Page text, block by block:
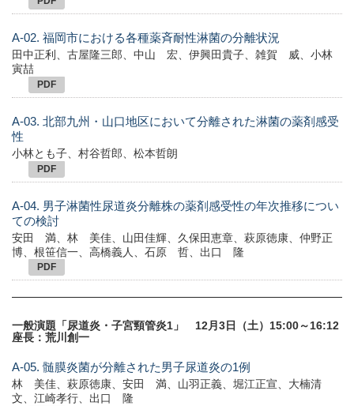
A-02. 福岡市における各種薬斉耐性淋菌の分離状況
田中正利、古屋隆三郎、中山 宏、伊興田貴子、雑賀 威、小林
寅喆
PDF
A-03. 北部九州・山口地区において分離された淋菌の薬剤感受
性
小林とも子、村谷哲郎、松本哲朗
PDF
A-04. 男子淋菌性尿道炎分離株の薬剤感受性の年次推移につい
ての検討
安田 満、林 美佳、山田佳輝、久保田恵章、萩原徳康、仲野正
博、根笹信一、高橋義人、石原 哲、出口 隆
PDF
一般演題「尿道炎・子宮頸管炎1」 12月3日（土）15:00～16:12
座長：荒川創一
A-05. 髄膜炎菌が分離された男子尿道炎の1例
林 美佳、萩原徳康、安田 満、山羽正義、堀江正宣、大楠清
文、江崎孝行、出口 隆